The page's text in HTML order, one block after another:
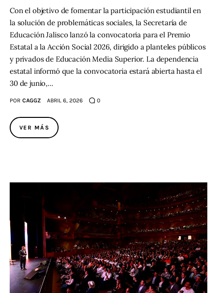
Con el objetivo de fomentar la participación estudiantil en
la solución de problemáticas sociales, la Secretaría de
Educación Jalisco lanzó la convocatoria para el Premio
Estatal a la Acción Social 2026, dirigido a planteles públicos
y privados de Educación Media Superior. La dependencia
estatal informó que la convocatoria estará abierta hasta el
30 de junio,…
POR CAGGZ ABRIL 6, 2026 0
VER MÁS